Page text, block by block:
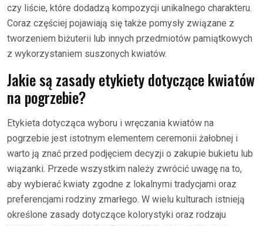
czy liście, które dodadzą kompozycji unikalnego charakteru.
Coraz częściej pojawiają się także pomysły związane z
tworzeniem biżuterii lub innych przedmiotów pamiątkowych
z wykorzystaniem suszonych kwiatów.
Jakie są zasady etykiety dotyczące kwiatów
na pogrzebie?
Etykieta dotycząca wyboru i wręczania kwiatów na
pogrzebie jest istotnym elementem ceremonii żałobnej i
warto ją znać przed podjęciem decyzji o zakupie bukietu lub
wiązanki. Przede wszystkim należy zwrócić uwagę na to,
aby wybierać kwiaty zgodne z lokalnymi tradycjami oraz
preferencjami rodziny zmarłego. W wielu kulturach istnieją
określone zasady dotyczące kolorystyki oraz rodzaju